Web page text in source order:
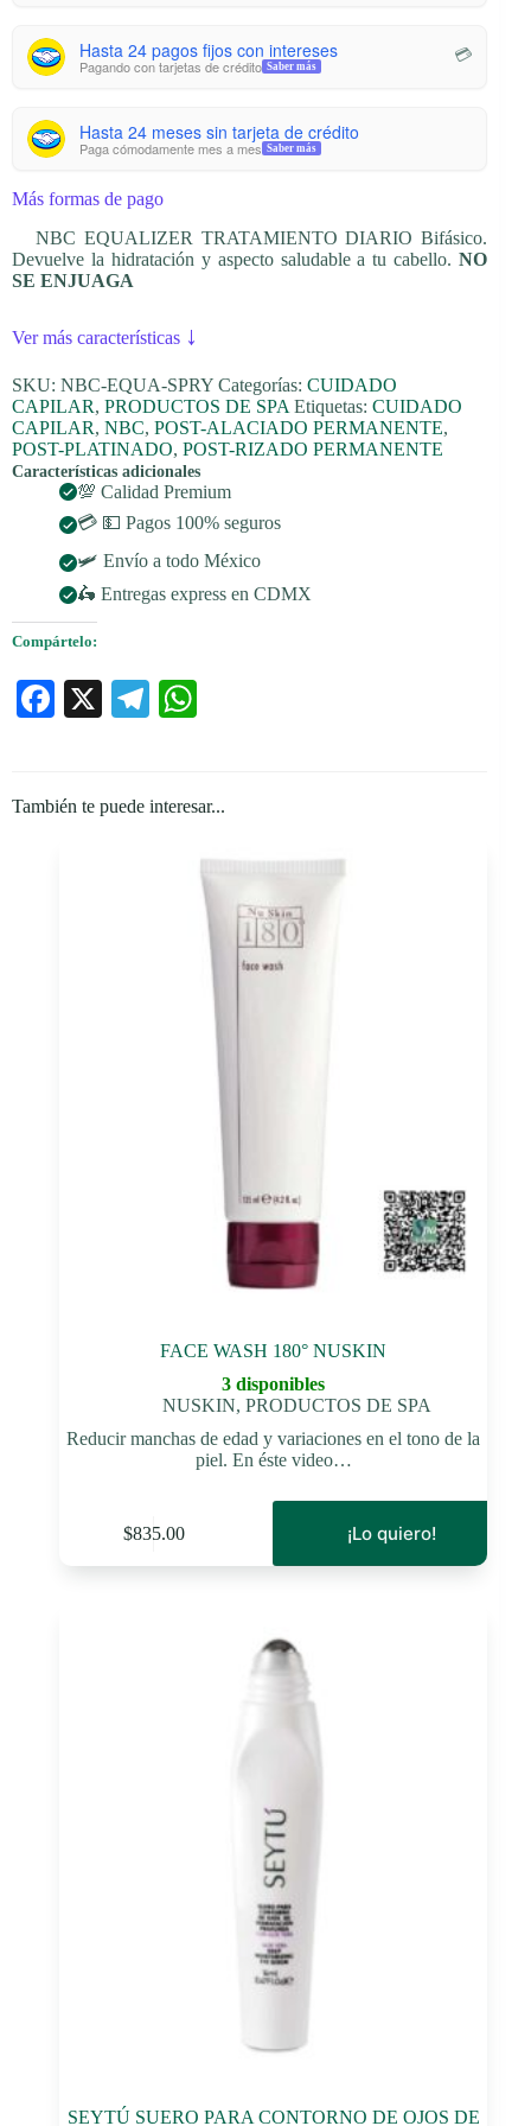
Hasta 24 pagos fijos con intereses
Pagando con tarjetas de crédito Saber más
💳
Hasta 24 meses sin tarjeta de crédito
Paga cómodamente mes a mes Saber más
Más formas de pago
NBC EQUALIZER TRATAMIENTO DIARIO Bifásico.
Devuelve la hidratación y aspecto saludable a tu cabello.NO
SE ENJUAGA
Ver más características ↓
SKU: NBC-EQUA-SPRY Categorías: CUIDADO
CAPILAR, PRODUCTOS DE SPA Etiquetas: CUIDADO
CAPILAR, NBC, POST-ALACIADO PERMANENTE,
POST-PLATINADO, POST-RIZADO PERMANENTE
Características adicionales
💯 Calidad Premium
💳 💵 Pagos 100% seguros
🛩️ Envío a todo México
🛵 Entregas express en CDMX
Compártelo:
Fa
ok
X
Te
a
A
pp
También te puede interesar...
FACE WASH 180° NUSKIN
3 disponibles
NUSKIN,PRODUCTOS DE SPA
Reducir manchas de edad y variaciones en el tono de la
piel. En éste video…
$835.00 ¡Lo quiero!
SEYTÚ SUERO PARA CONTORNO DE OJOS DE